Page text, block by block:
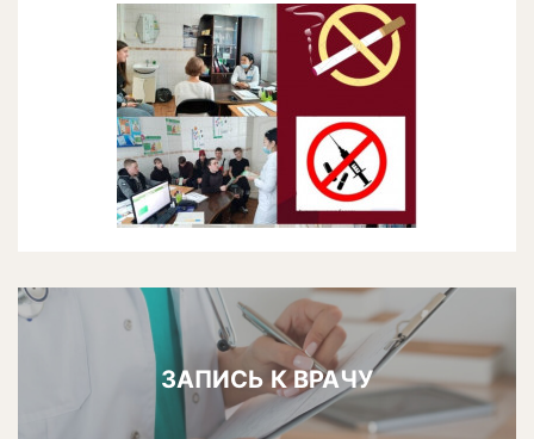
ЗАПИСЬ К ВРАЧУ